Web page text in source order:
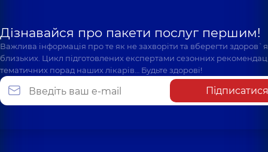
Дізнавайся про пакети послуг першим!
Важлива інформація про те як не захворіти та вберегти
близьких. Цикл підготовлених експертами сезонних
тематичних порад наших лікарів… Будьте здорові!
Підписатися